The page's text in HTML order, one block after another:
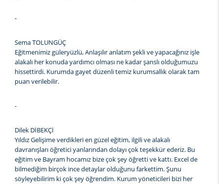
-
Sema TOLUNGÜÇ
Eğitmenimiz güleryüzlü, Anlaşılır anlatım şekli ve yapacağınız işle
alakalı her konuda yardımcı olması ne kadar şanslı olduğumuzu
hissettirdi. Kurumda gayet düzenli temiz kurumsallık olarak tam
puan verilebilir.
-
Dilek DİBEKÇİ
Yıldız Gelişime verdikleri en güzel eğitim, ilgili ve alakalı
davranışları öğretici yanlarından dolayı çok teşekkür ederiz. Bu
eğitim ve Bayram hocamız bize çok şey öğretti ve kattı. Excel de
bilmediğim birçok ince detaylar olduğunu farkettim. Şunu
söyleyebilirim ki çok şey öğrendim. Kurum yöneticileri bizi her